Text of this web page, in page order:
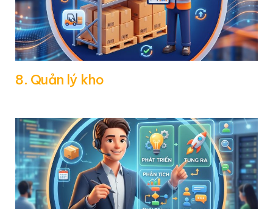
8. Quản lý kho